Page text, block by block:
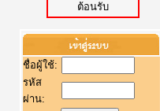
ต้อนรับ
ชื่อผู้ใช้:
รหัส
ผ่าน: